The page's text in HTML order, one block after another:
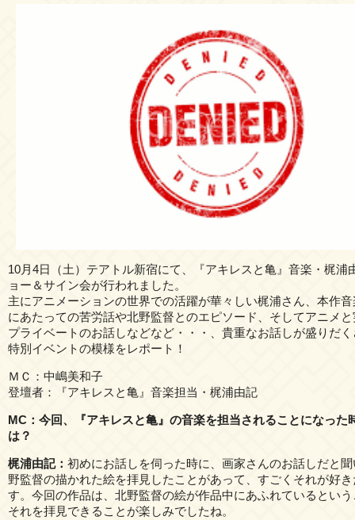
10月4日（土）テアトル新宿にて、『アキレスと亀』音楽・梶浦
ョー＆サイン会が行われました。
主にアニメーションの世界での活躍が華々しい梶浦さん、本作
にあたっての苦労話や北野監督とのエピソード、そしてアニメ
プライベートのお話しなどなど・・・、貴重なお話しが盛りだ
特別イベントの模様をレポート！
ＭＣ：中嶋美和子
登壇者：『アキレスと亀』音楽担当・梶浦由記
MC：今回、『アキレスと亀』の音楽を担当されることになった
は？
梶浦由記： 初めにお話しを伺った時に、画家さんのお話しだと
野監督の描かれた絵を拝見したことがあって、すごくそれが好
す。今回の作品は、北野監督の絵が作品中にあふれているとい
それを拝見できることが楽しみでしたね。